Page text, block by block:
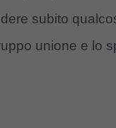
subito
unione e lo